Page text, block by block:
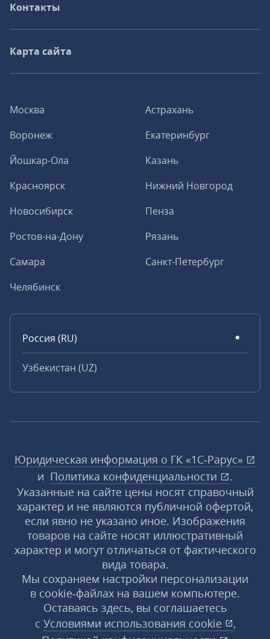
Москва
Астрахань
Воронеж
Екатеринбург
Йошкар-Ола
Казань
Красноярск
Нижний Новгород
Новосибирск
Пенза
Ростов-на-Дону
Рязань
Самара
Санкт-Петербург
Челябинск
Россия (RU)
Узбекистан (UZ)
Контакты
Карта сайта
Юридическая информация о ГК «1С‑Рарус»
и Политика конфиденциальности
.
Указанные на сайте цены носят справочный
характер и не являются публичной офертой,
если явно не указано иное. Изображения
товаров на сайте носят иллюстративный
характер и могут отличаться от фактического
вида товара.
Мы сохраняем настройки персонализации
в cookie‑файлах на вашем компьютере.
Оставаясь здесь, вы соглашаетесь
с Условиями использования cookie
,